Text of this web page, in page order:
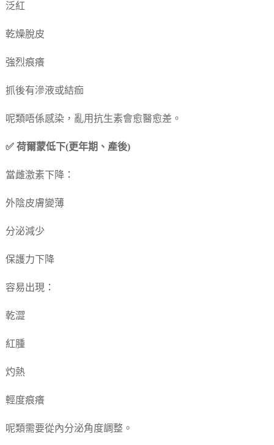
泛紅
乾燥脫皮
強烈痕癢
抓後有滲液或結痂
呢類唔係感染，亂用抗生素會愈醫愈差。
✅ 荷爾蒙低下(更年期、產後)
當雌激素下降：
外陰皮膚變薄
分泌減少
保護力下降
容易出現：
乾澀
紅腫
灼熱
輕度痕癢
呢類需要從內分泌角度調整。